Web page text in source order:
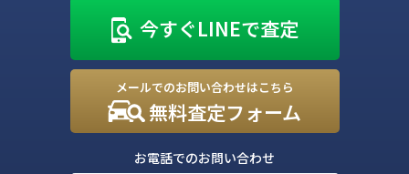
今すぐLINEで査定
メールでのお問い合わせはこちら
無料査定フォーム
お電話でのお問い合わせ